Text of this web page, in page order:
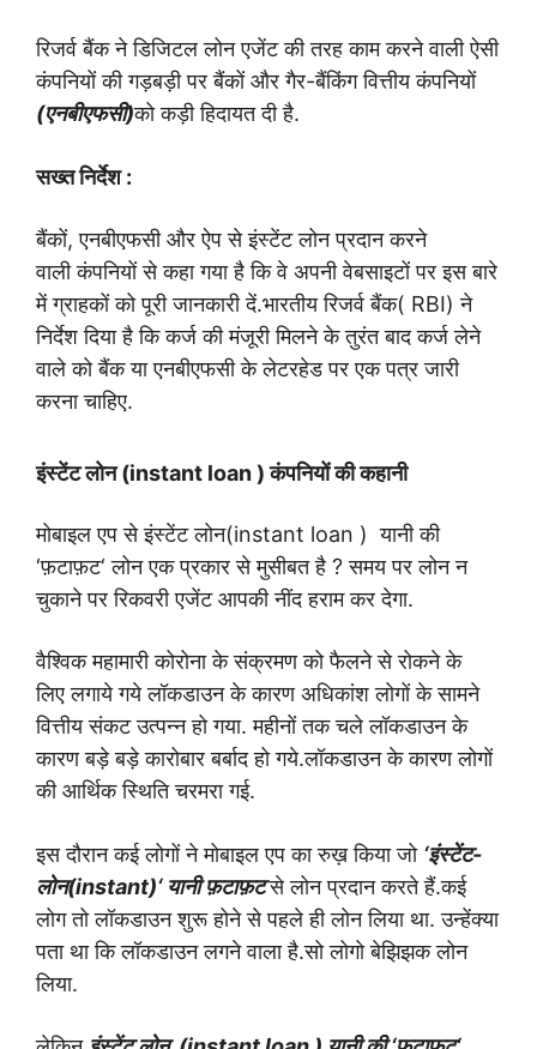
रिजर्व बैंक ने डिजिटल लोन एजेंट की तरह काम करने वाली ऐसी
कंपनियों की गड़बड़ी पर बैंकों और गैर-बैंकिंग वित्तीय कंपनियों
(एनबीएफसी)को कड़ी हिदायत दी है.
सख्त निर्देश :
बैंकों, एनबीएफसी और ऐप से इंस्टेंट लोन प्रदान करने
वालीकंपनियों से कहा गया है कि वे अपनी वेबसाइटों पर इस बारे
मेंग्राहकों को पूरी जानकारी दें.भारतीय रिजर्व बैंक( RBI) ने
निर्देश दिया है कि कर्ज की मंजूरीमिलने के तुरंत बाद कर्ज लेने
वाले को बैंक या एनबीएफसी केलेटरहेड पर एक पत्र जारी
करना चाहिए.
इंस्टेंट लोन (instant loan) कंपनियों की कहानी
मोबाइल एप से इंस्टेंट लोन(instant loan ) यानी की
‘फ़टाफ़ट‘लोनएक प्रकार से मुसीबत है ?समय पर लोन न
चुकाने पर रिकवरी एजेंट आपकी नींद हराम करदेगा.
वैश्विक महामारी कोरोना के संक्रमण को फैलने से रोकने के
लिएलगाये गये लॉकडाउन के कारण अधिकांश लोगों के सामने
वित्तीयसंकट उत्पन्न हो गया. महीनों तक चले लॉकडाउन के
कारण बड़ेबड़े कारोबार बर्बाद हो गये.लॉकडाउन के कारण लोगों
की आर्थिकस्थिति चरमरा गई.
इस दौरान कई लोगों ने मोबाइल एप का रुख़किया जो ‘इंस्टेंट-
लोन(instant)‘ यानी फ़टाफ़टसे लोन प्रदान करते हैं.कई
लोग तो लॉकडाउन शुरू होने से पहले ही लोन लिया था. उन्हेंक्या
पता था कि लॉकडाउन लगने वाला है.सो लोगो बेझिझक लोन
लिया.